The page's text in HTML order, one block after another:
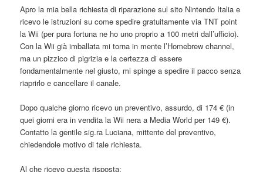
Apro la mia bella richiesta di riparazione sul sito Nintendo Italia e
ricevo le istruzioni su come spedire gratuitamente via TNT point
la Wii (per pura fortuna ne ho uno proprio a 100 metri dall’ufficio).
Con la Wii già imballata mi torna in mente l’Homebrew channel,
ma un pizzico di pigrizia e la certezza di essere
fondamentalmente nel giusto, mi spinge a spedire il pacco senza
riaprirlo e cancellare il canale.
Dopo qualche giorno ricevo un preventivo, assurdo, di 174 € (in
quei giorni era in vendita la Wii nera a Media World per 149 €).
Contatto la gentile sig.ra Luciana, mittente del preventivo,
chiedendole motivo di tale richiesta.
Al che ricevo questa risposta: